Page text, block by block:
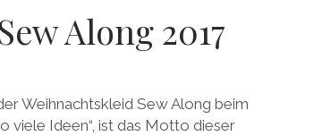
Along 2017
Weihnachtskleid Sew Along beim
Ideen“, ist das Motto dieser